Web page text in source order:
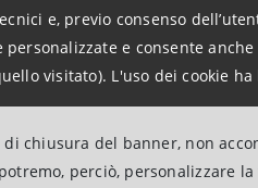
e, previo consenso
e consente
visitato). L'uso dei cookie
chiusura del banner, non
perciò, personalizzare
, Direttrice del Centro per
, Direttrice
, Direttore
, Direttrice Unità